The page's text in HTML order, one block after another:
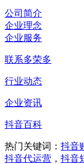
公司简介
企业理念
企业服务
联系多荣多
行业动态
企业资讯
抖音百科
热门关键词： 抖音
抖音代运营 ， 抖音